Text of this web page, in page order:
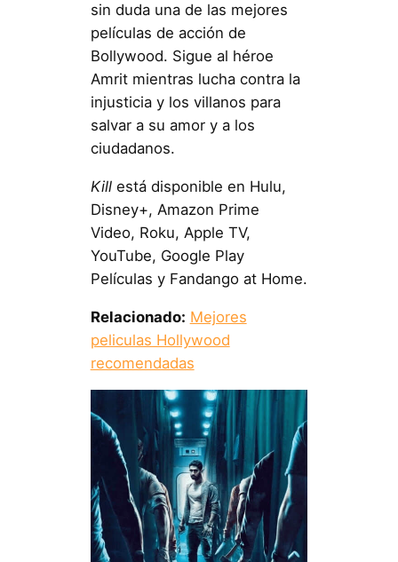
sin duda una de las mejores
películas de acción de
Bollywood. Sigue al héroe
Amrit mientras lucha contra la
injusticia y los villanos para
salvar a su amor y a los
ciudadanos.
Killestá disponible en Hulu,
Disney+, Amazon Prime
Video, Roku, Apple TV,
YouTube, Google Play
Películas y Fandango at Home.
Relacionado: Mejores
peliculas Hollywood
recomendadas